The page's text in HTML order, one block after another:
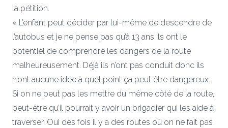
la pétition.
« L’enfant peut décider par lui-même de descendre de
l’autobus et je ne pense pas qu’à 13 ans ils ont le
potentiel de comprendre les dangers de la route
malheureusement. Déjà ils n’ont pas conduit donc ils
n’ont aucune idée à quel point ça peut être dangereux.
Si on ne peut pas les mettre du même côté de la route,
peut-être qu’il pourrait y avoir un brigadier qui les aide à
traverser. Oui des fois il y a des routes où on ne fait pas